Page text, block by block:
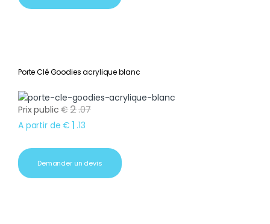
Porte Clé Goodies acrylique blanc
Prix public €2.07
A partir de € 1 .13
Demander un devis